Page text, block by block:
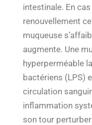
intestinale. En
renouvellement
muqueuse
augmente. Une
hyperperméable
bactériens (LPS)
circulation
inflammation
son tour